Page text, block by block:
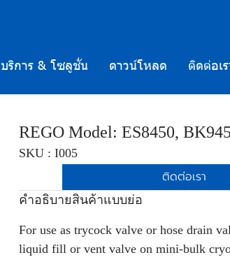
บริการ & โซลูชั่น ดาวน์โหลด ติดต่อเ
REGO Model: ES8450,
SKU : I005
ติดต่อเรา
คำอธิบายสินค้าแบบย่อ
For use as trycock valve or hose drain
liquid fill or vent valve on mini-bulk